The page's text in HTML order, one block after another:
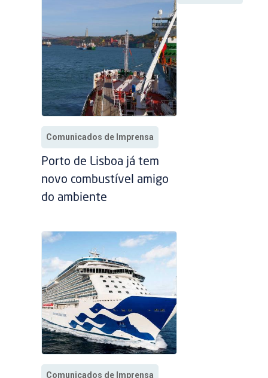
Comunicados de Imprensa
Porto de Lisboa já tem
novo combustível amigo
do ambiente
Comunicados de Imprensa